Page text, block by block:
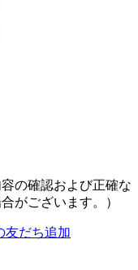
の確認および正確な
がございます。）
友だち追加